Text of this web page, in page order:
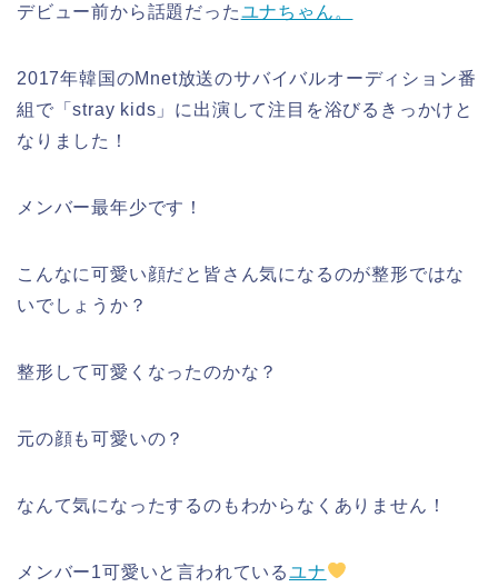
デビュー前から話題だったユナちゃん。
2017年韓国のMnet放送のサバイバルオーディション番
組で「stray kids」に出演して注目を浴びるきっかけと
なりました！
メンバー最年少です！
こんなに可愛い顔だと皆さん気になるのが整形ではな
いでしょうか？
整形して可愛くなったのかな？
元の顔も可愛いの？
なんて気になったするのもわからなくありません！
メンバー1可愛いと言われているユナ